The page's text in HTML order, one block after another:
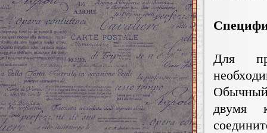
Для
Обычный
двyмя